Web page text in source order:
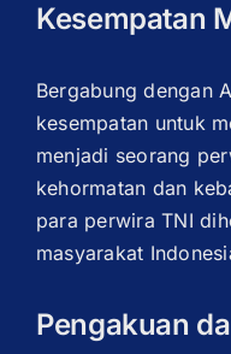
Kesempatan
Bergabung dengan
kesempatan untuk
menjadi seorang
kehormatan dan
para perwira TNI
masyarakat
Pengakuan